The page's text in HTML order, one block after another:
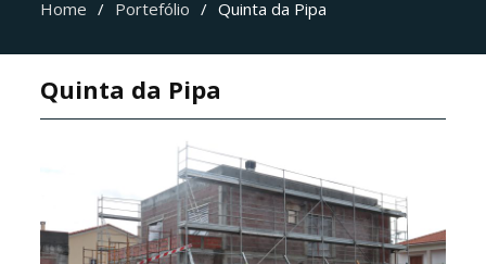
Home Portefólio Quinta da Pipa
Quinta da Pipa